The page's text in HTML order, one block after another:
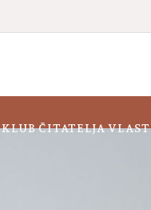
KLUB ČITATELJA